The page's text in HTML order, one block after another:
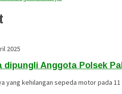
2025
dipungli Anggota Polsek
yang kehilangan sepeda motor pada